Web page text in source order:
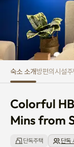
숙소 소개방편의시설
Colorful
Mins from
단독주택 단독